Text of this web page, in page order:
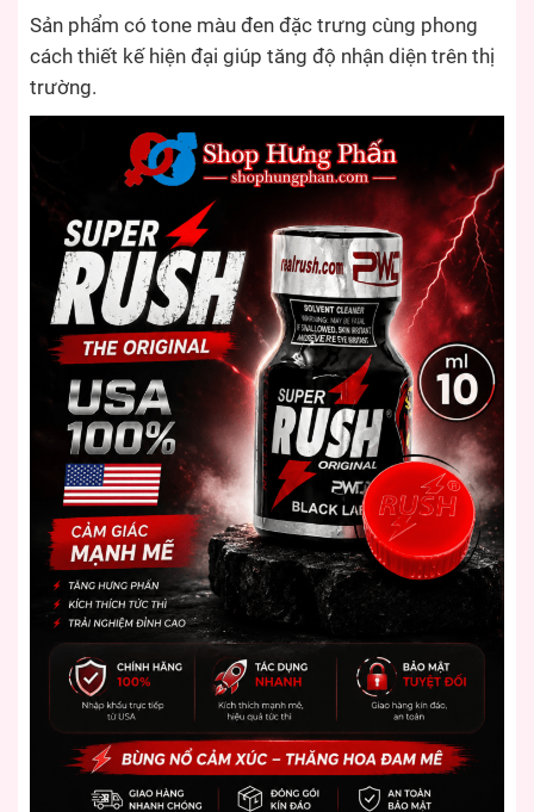
Sản phẩm có tone màu đen đặc trưng cùng phong
cách thiết kế hiện đại giúp tăng độ nhận diện trên thị
trường.